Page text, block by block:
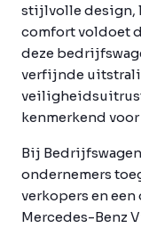
stijlvolle design,
comfort voldoet
deze
verfijnde
kenmerkend
Bij
ondernemers
verkopers en
Mercedes-Benz